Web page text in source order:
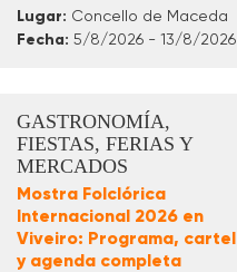
Lugar: Concello de Maceda
Fecha: 5/8/2026 - 13/8/2026
GASTRONOMÍA,
FIESTAS, FERIAS Y
MERCADOS
Mostra Folclórica
Internacional 2026 en
Viveiro: Programa, cartel
y agenda completa